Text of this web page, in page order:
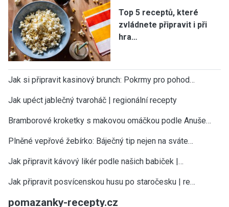
Top 5 receptů, které
zvládnete připravit i při
hra…
Jak si připravit kasinový brunch: Pokrmy pro pohod…
Jak upéct jablečný tvaroháč | regionální recepty
Bramborové kroketky s makovou omáčkou podle Anuše…
Plněné vepřové žebírko: Báječný tip nejen na sváte…
Jak připravit kávový likér podle našich babiček |…
Jak připravit posvícenskou husu po staročesku | re…
pomazanky-recepty.cz